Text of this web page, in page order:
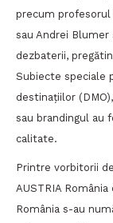
precum profesorul
sau Andrei Blumer
dezbaterii,
Subiecte speciale
destinațiilor
sau brandingul au
calitate.
Printre vorbitorii
AUSTRIA
România s-au